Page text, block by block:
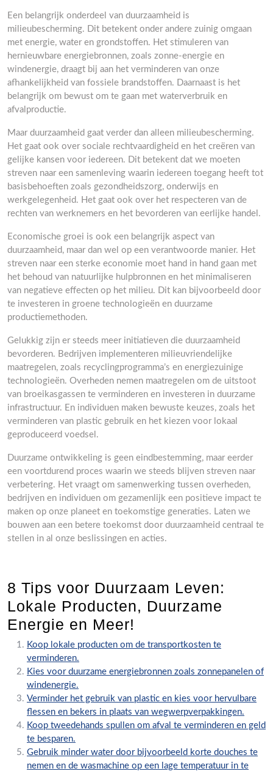
Een belangrijk onderdeel van duurzaamheid is
milieubescherming. Dit betekent onder andere zuinig omgaan
met energie, water en grondstoffen. Het stimuleren van
hernieuwbare energiebronnen, zoals zonne-energie en
windenergie, draagt bij aan het verminderen van onze
afhankelijkheid van fossiele brandstoffen. Daarnaast is het
belangrijk om bewust om te gaan met waterverbruik en
afvalproductie.
Maar duurzaamheid gaat verder dan alleen milieubescherming.
Het gaat ook over sociale rechtvaardigheid en het creëren van
gelijke kansen voor iedereen. Dit betekent dat we moeten
streven naar een samenleving waarin iedereen toegang heeft tot
basisbehoeften zoals gezondheidszorg, onderwijs en
werkgelegenheid. Het gaat ook over het respecteren van de
rechten van werknemers en het bevorderen van eerlijke handel.
Economische groei is ook een belangrijk aspect van
duurzaamheid, maar dan wel op een verantwoorde manier. Het
streven naar een sterke economie moet hand in hand gaan met
het behoud van natuurlijke hulpbronnen en het minimaliseren
van negatieve effecten op het milieu. Dit kan bijvoorbeeld door
te investeren in groene technologieën en duurzame
productiemethoden.
Gelukkig zijn er steeds meer initiatieven die duurzaamheid
bevorderen. Bedrijven implementeren milieuvriendelijke
maatregelen, zoals recyclingprogramma’s en energiezuinige
technologieën. Overheden nemen maatregelen om de uitstoot
van broeikasgassen te verminderen en investeren in duurzame
infrastructuur. En individuen maken bewuste keuzes, zoals het
verminderen van plastic gebruik en het kiezen voor lokaal
geproduceerd voedsel.
Duurzame ontwikkeling is geen eindbestemming, maar eerder
een voortdurend proces waarin we steeds blijven streven naar
verbetering. Het vraagt om samenwerking tussen overheden,
bedrijven en individuen om gezamenlijk een positieve impact te
maken op onze planeet en toekomstige generaties. Laten we
bouwen aan een betere toekomst door duurzaamheid centraal te
stellen in al onze beslissingen en acties.
8 Tips voor Duurzaam Leven:
Lokale Producten, Duurzame
Energie en Meer!
Koop lokale producten om de transportkosten te
verminderen.
Kies voor duurzame energiebronnen zoals zonnepanelen of
windenergie.
Verminder het gebruik van plastic en kies voor hervulbare
flessen en bekers in plaats van wegwerpverpakkingen.
Koop tweedehands spullen om afval te verminderen en geld
te besparen.
Gebruik minder water door bijvoorbeeld korte douches te
nemen en de wasmachine op een lage temperatuur in te